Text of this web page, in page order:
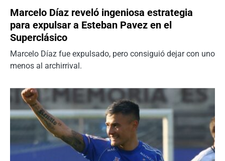
Marcelo Díaz reveló ingeniosa estrategia
para expulsar a Esteban Pavez en el
Superclásico
Marcelo Díaz fue expulsado, pero consiguió dejar con uno
menos al archirrival.